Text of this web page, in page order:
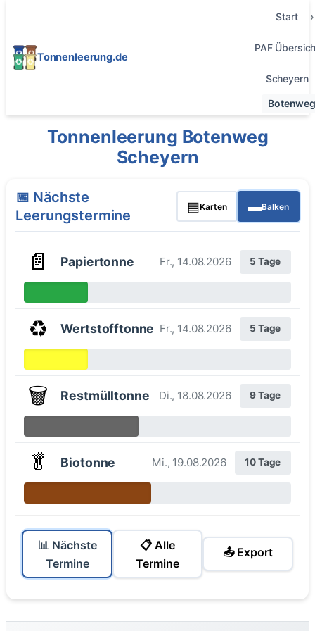
Tonnenleerung.de
Start
PAF
Scheyern
Botenweg
Tonnenleerung Botenweg
Scheyern
📅 Nächste
Leerungstermine
▤Karten ▬Balken
📄 Papiertonne Fr., 14.08.2026 5 Tage
♻️ Wertstofftonne Fr., 14.08.2026 5 Tage
🗑️ Restmülltonne Di., 18.08.2026 9 Tage
🥬 Biotonne Mi., 19.08.2026 10 Tage
📊 Nächste
Termine
📋 Alle
Termine
📤 Export